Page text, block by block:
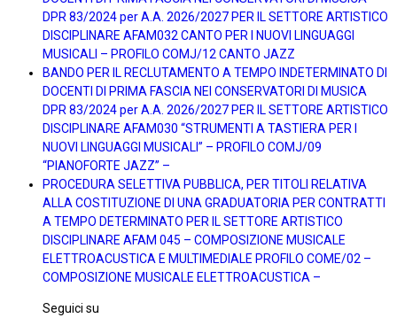
DPR 83/2024 per A.A. 2026/2027 PER IL SETTORE ARTISTICO
DISCIPLINARE AFAM032 CANTO PER I NUOVI LINGUAGGI
MUSICALI – PROFILO COMJ/12 CANTO JAZZ
BANDO PER IL RECLUTAMENTO A TEMPO INDETERMINATO DI
DOCENTI DI PRIMA FASCIA NEI CONSERVATORI DI MUSICA
DPR 83/2024 per A.A. 2026/2027 PER IL SETTORE ARTISTICO
DISCIPLINARE AFAM030 “STRUMENTI A TASTIERA PER I
NUOVI LINGUAGGI MUSICALI” – PROFILO COMJ/09
“PIANOFORTE JAZZ” –
PROCEDURA SELETTIVA PUBBLICA, PER TITOLI RELATIVA
ALLA COSTITUZIONE DI UNA GRADUATORIA PER CONTRATTI
A TEMPO DETERMINATO PER IL SETTORE ARTISTICO
DISCIPLINARE AFAM 045 – COMPOSIZIONE MUSICALE
ELETTROACUSTICA E MULTIMEDIALE PROFILO COME/02 –
COMPOSIZIONE MUSICALE ELETTROACUSTICA –
Seguici su